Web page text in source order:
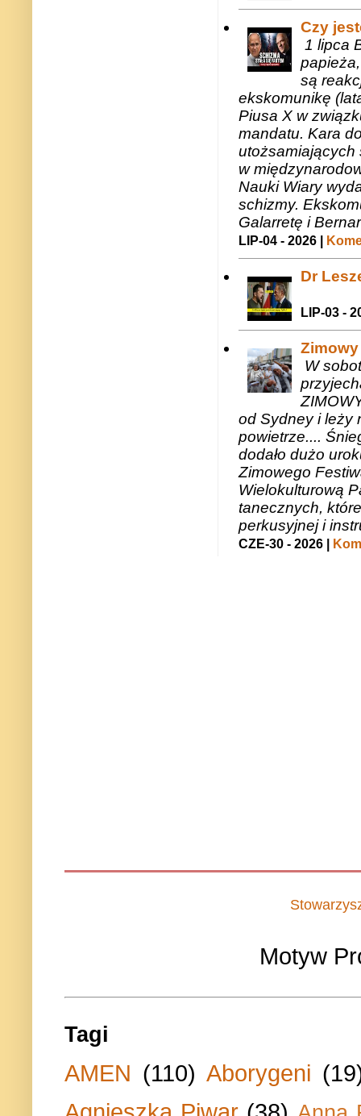
Czy
1 lipca
są
ekskomunikę
Piusa X w
mandatu. Kara
utożsamiających
w
Nauki Wiary
schizmy.
Galarretę i
LIP-04 - 2026 |
Dr
LIP-03 -
W
od Sydney i leży
powietrze....
dodało dużo
Zimowego
Wielokulturową
tanecznych,
perkusyjnej i
CZE-30 - 2026 |
Motyw
Tagi
AMEN (110) Aborygeni